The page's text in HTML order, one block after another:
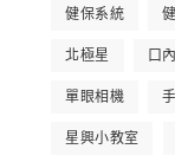
健保系統
北極星 口
單眼相機
星興小教室